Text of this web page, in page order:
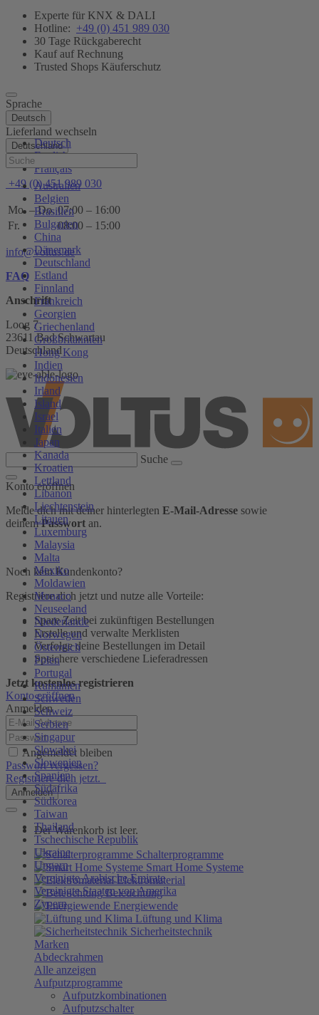
Experte für KNX & DALI
Hotline: +49 (0) 451 989 030
30 Tage Rückgaberecht
Kauf auf Rechnung
Trusted Shops Käuferschutz
Sprache
Deutsch
Deutsch
English
Français
Lieferland wechseln
Deutschland
Australien
Belgien
Brasilien
Bulgarien
China
Dänemark
Deutschland
Estland
Finnland
Frankreich
Georgien
Griechenland
Großbritannien
Hong Kong
Indien
Indonesien
Irland
Island
Israel
Italien
Japan
Kanada
Kroatien
Lettland
Libanon
Liechtenstein
Litauen
Luxemburg
Malaysia
Malta
Mexiko
Moldawien
Monaco
Neuseeland
Niederlande
Norwegen
Österreich
Polen
Portugal
Rumänien
Schweden
Schweiz
Serbien
Singapur
Slowakei
Slowenien
Spanien
Südafrika
Südkorea
Taiwan
Thailand
Tschechische Republik
Ukraine
Ungarn
Vereinigte Arabische Emirate
Vereinigte Staaten von Amerika
Zypern
Hilfe
+49 (0) 451 989 030
Mo. – Do. 07:00 – 16:00
Fr.
08:00 – 15:00
info@voltus.de
FAQ
Anschrift
Loog 7
23611 Bad Schwartau
Deutschland
Suche
Konto eröffnen
Melde dich mit deiner hinterlegten E-Mail-Adresse sowie
deinemPasswort an.
Noch kein Kundenkonto?
Registriere dich jetzt und nutze alle Vorteile:
Spare Zeit bei zukünftigen Bestellungen
Erstelle und verwalte Merklisten
Verfolge deine Bestellungen im Detail
Speichere verschiedene Lieferadressen
Jetzt kostenlos registrieren
Konto eröffnen
Anmelden
Angemeldet bleiben
Passwort vergessen?
Registriere dich jetzt.
Anmelden
Der Warenkorb ist leer.
Schalterprogramme
Smart Home Systeme
Elektromaterial
Beleuchtung
Energiewende
Lüftung und Klima
Sicherheitstechnik
Marken
Abdeckrahmen
Alle anzeigen
Aufputzprogramme
Aufputzkombinationen
Aufputzschalter